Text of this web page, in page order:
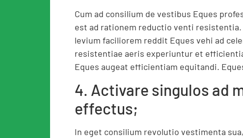
Cum ad consilium de vestibus Eques
est ad rationem reductio venti
levium faciliorem reddit Eques vehi ad
resistentiae aeris experiuntur et
Eques augeat efficientiam equitandi.
4. Activare singulos ad
effectus;
In eget consilium revolutio vestimenta